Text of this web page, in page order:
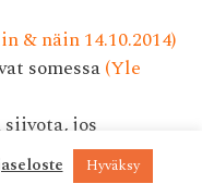
& näin 14.10.2014)
somessa(Yle
jos
KuvalehtiHyväksy